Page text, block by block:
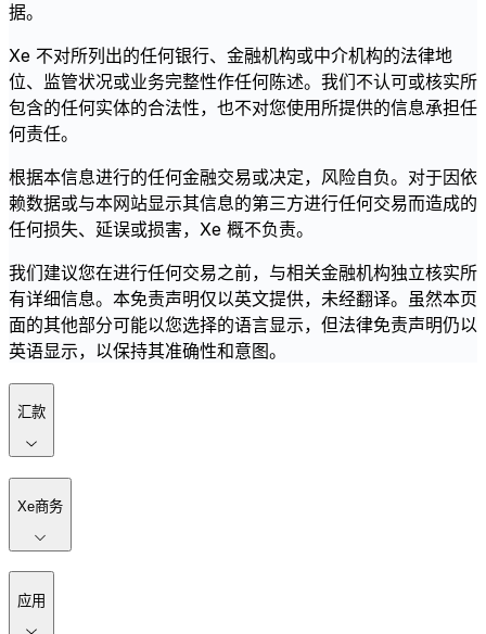
据。
Xe 不对所列出的任何银行、金融机构或中介机构的法律地
位、监管状况或业务完整性作任何陈述。我们不认可或核实所
包含的任何实体的合法性，也不对您使用所提供的信息承担任
何责任。
根据本信息进行的任何金融交易或决定，风险自负。对于因依
赖数据或与本网站显示其信息的第三方进行任何交易而造成的
任何损失、延误或损害，Xe 概不负责。
我们建议您在进行任何交易之前，与相关金融机构独立核实所
有详细信息。本免责声明仅以英文提供，未经翻译。虽然本页
面的其他部分可能以您选择的语言显示，但法律免责声明仍以
英语显示，以保持其准确性和意图。
汇款
Xe商务
应用